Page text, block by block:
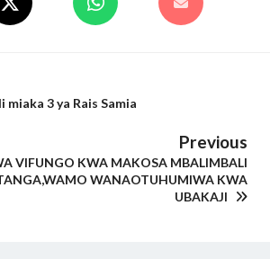
3 ya Rais Samia
Previous
VIFUNGO KWA MAKOSA MBALIMBALI
WANAOTUHUMIWA KWA
UBAKAJI